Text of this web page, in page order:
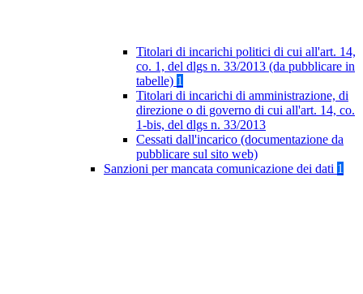
Titolari di incarichi politici di cui all'art. 14,
co. 1, del dlgs n. 33/2013 (da pubblicare in
tabelle) 1
Titolari di incarichi di amministrazione, di
direzione o di governo di cui all'art. 14, co.
1-bis, del dlgs n. 33/2013
Cessati dall'incarico (documentazione da
pubblicare sul sito web)
Sanzioni per mancata comunicazione dei dati 1